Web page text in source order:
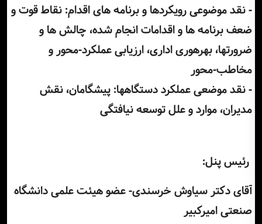
- نقد موضوعی رویکردها و برنامه های اقدام: نقاط قوت و
ضعف برنامه ها و اقدامات انجام شده، چالش ها و
ضرورتها، بهرهوری اداری، ارزیابی عملکرد-محور و
مخاطب-محور
- نقد موضعی عملکرد دستگاهها: پیشگامان، نقش
مدیران، موارد و علل توسعه نیافتگی
رئیس پنل:
آقای دکتر سیاوش خرسندی- عضو هیئت علمی دانشگاه
صنعتی امیرکبیر